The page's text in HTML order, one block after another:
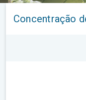
Concentração